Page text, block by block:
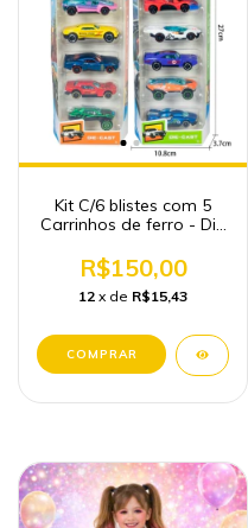
Kit C/6 blistes com 5
Carrinhos de ferro - Dia
R$150,00
12 x de R$15,43